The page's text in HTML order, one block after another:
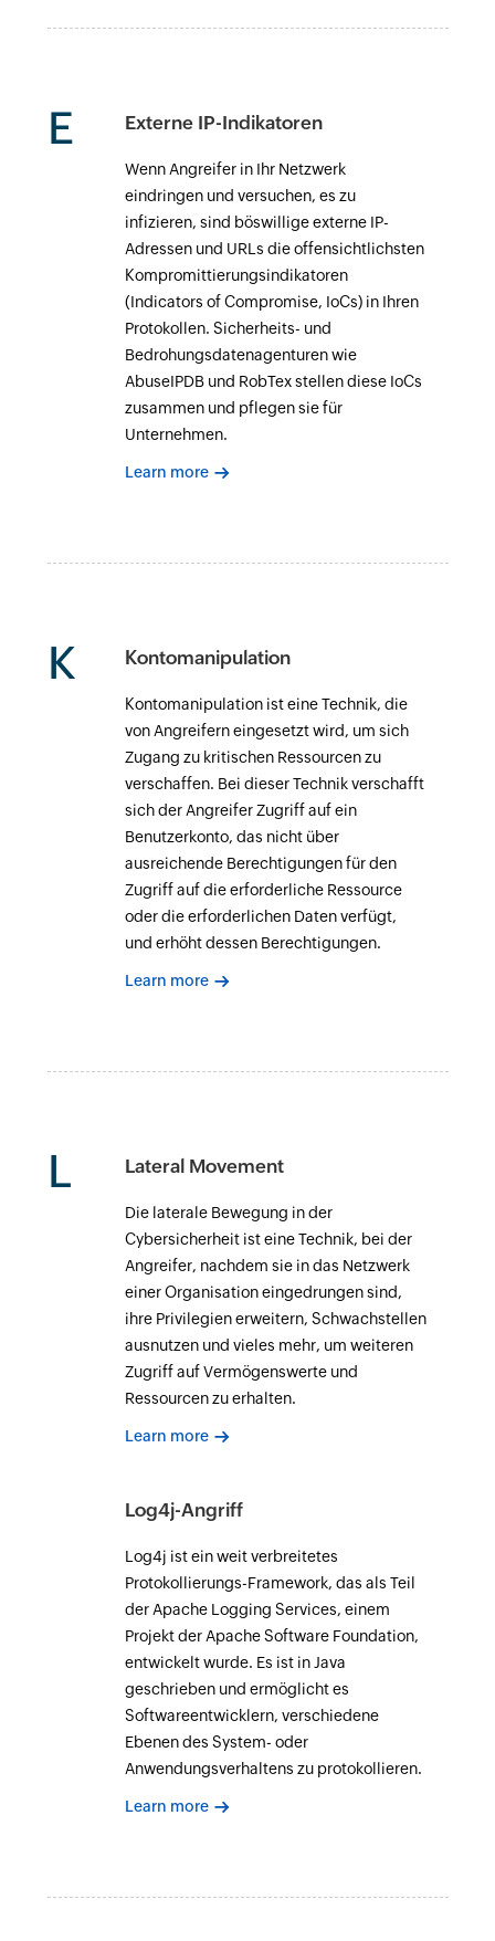
E Externe IP-Indikatoren
Wenn Angreifer in Ihr Netzwerk
eindringen und versuchen, es zu
infizieren, sind böswillige externe IP-
Adressen und URLs die offensichtlichsten
Kompromittierungsindikatoren
(Indicators of Compromise, IoCs) in Ihren
Protokollen. Sicherheits- und
Bedrohungsdatenagenturen wie
AbuseIPDB und RobTex stellen diese IoCs
zusammen und pflegen sie für
Unternehmen.
Learn more
K Kontomanipulation
Kontomanipulation ist eine Technik, die
von Angreifern eingesetzt wird, um sich
Zugang zu kritischen Ressourcen zu
verschaffen. Bei dieser Technik verschafft
sich der Angreifer Zugriff auf ein
Benutzerkonto, das nicht über
ausreichende Berechtigungen für den
Zugriff auf die erforderliche Ressource
oder die erforderlichen Daten verfügt,
und erhöht dessen Berechtigungen.
Learn more
L Lateral Movement
Die laterale Bewegung in der
Cybersicherheit ist eine Technik, bei der
Angreifer, nachdem sie in das Netzwerk
einer Organisation eingedrungen sind,
ihre Privilegien erweitern, Schwachstellen
ausnutzen und vieles mehr, um weiteren
Zugriff auf Vermögenswerte und
Ressourcen zu erhalten.
Learn more
Log4j-Angriff
Log4j ist ein weit verbreitetes
Protokollierungs-Framework, das als Teil
der Apache Logging Services, einem
Projekt der Apache Software Foundation,
entwickelt wurde. Es ist in Java
geschrieben und ermöglicht es
Softwareentwicklern, verschiedene
Ebenen des System- oder
Anwendungsverhaltens zu protokollieren.
Learn more